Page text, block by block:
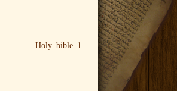
Holy_bible_1